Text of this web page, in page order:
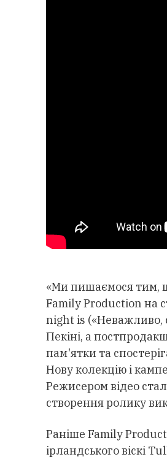
«Ми пишаємося тим,
Family Production на
night is («Неважливо,
Пекіні, а
пам'ятки та
Нову колекцію і
Режисером відео
створення ролику
Раніше Family
ірландського віскі